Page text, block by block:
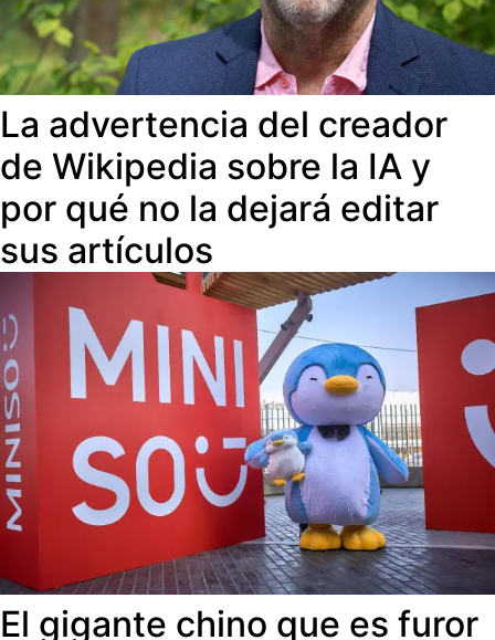
La advertencia del creador
de Wikipedia sobre la IA y
por qué no la dejará editar
sus artículos
El gigante chino que es furor